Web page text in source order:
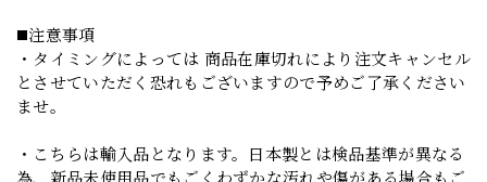
◼️注意事項
・タイミングによっては 商品在庫切れにより注文キャンセル
とさせていただく恐れもございますので予めご了承ください
ませ。
・こちらは輸入品となります。日本製とは検品基準が異なる